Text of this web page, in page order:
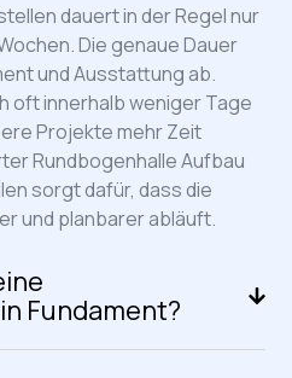
dauert in der Regel nur
Die genaue Dauer
und Ausstattung ab.
oft innerhalb weniger Tage
Projekte mehr Zeit
Rundbogenhalle Aufbau
sorgt dafür, dass die
und planbarer abläuft.
Fundament?